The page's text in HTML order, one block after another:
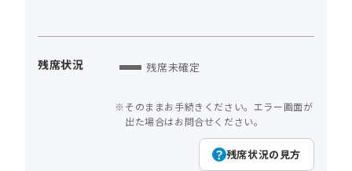
残席状況 残席未確定
そのままお手続きください。エラー画面が
出た場合はお問合せください。
残席状況の見方